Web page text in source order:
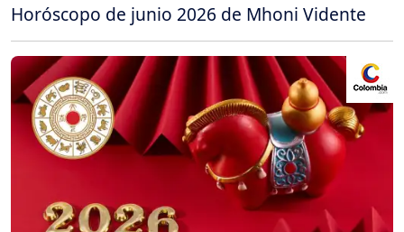
Horóscopo de junio 2026 de Mhoni Vidente